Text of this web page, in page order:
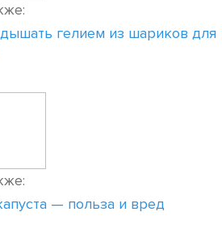
гелием из шариков для
— польза и вред